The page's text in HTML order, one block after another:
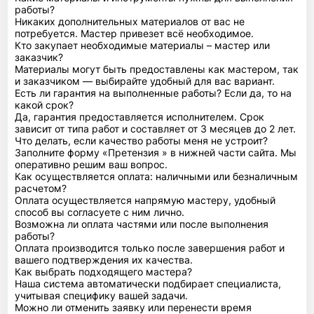
работы?
Никаких дополнительных материалов от вас не
потребуется. Мастер привезет всё необходимое.
Кто закупает необходимые материалы – мастер или
заказчик?
Материалы могут быть предоставлены как мастером, так
и заказчиком — выбирайте удобный для вас вариант.
Есть ли гарантия на выполненные работы? Если да, то на
какой срок?
Да, гарантия предоставляется исполнителем. Срок
зависит от типа работ и составляет от 3 месяцев до 2 лет.
Что делать, если качество работы меня не устроит?
Заполните форму «Претензия » в нижней части сайта. Мы
оперативно решим ваш вопрос.
Как осуществляется оплата: наличными или безналичным
расчетом?
Оплата осуществляется напрямую мастеру, удобный
способ вы согласуете с ним лично.
Возможна ли оплата частями или после выполнения
работы?
Оплата производится только после завершения работ и
вашего подтверждения их качества.
Как выбрать подходящего мастера?
Наша система автоматически подбирает специалиста,
учитывая специфику вашей задачи.
Можно ли отменить заявку или перенести время